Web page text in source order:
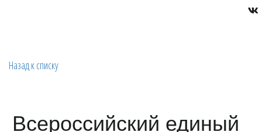
Назад к списку
Всероссийский единый